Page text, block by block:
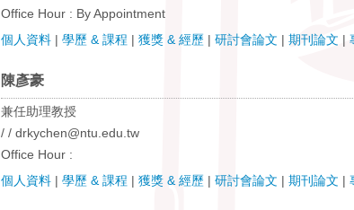
Office Hour : By Appointment
個人資料 | 學歷 & 課程 | 獲獎 & 經歷 | 研討會論文 | 期刊論文 |
陳彥豪
兼任助理教授
/ / drkychen@ntu.edu.tw
Office Hour :
個人資料 | 學歷 & 課程 | 獲獎 & 經歷 | 研討會論文 | 期刊論文 |